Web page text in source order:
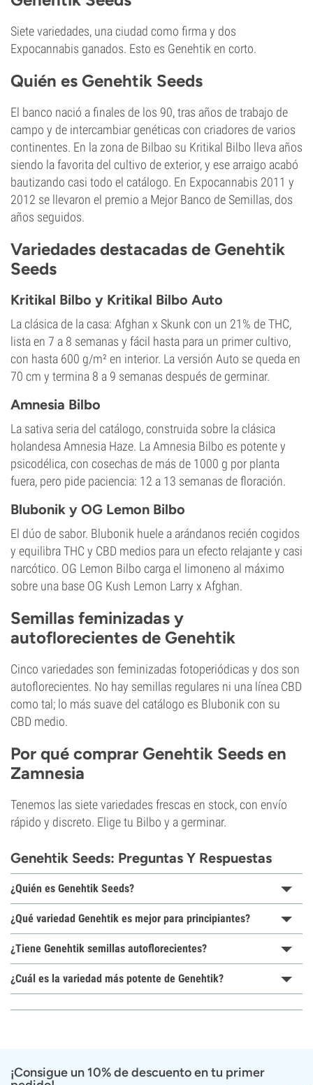
Siete variedades, una ciudad como firma y dos
Expocannabis ganados. Esto es Genehtik en corto.
Quién es Genehtik Seeds
El banco nació a finales de los 90, tras años de trabajo de
campo y de intercambiar genéticas con criadores de varios
continentes. En la zona de Bilbao su Kritikal Bilbo lleva años
siendo la favorita del cultivo de exterior, y ese arraigo acabó
bautizando casi todo el catálogo. En Expocannabis 2011 y
2012 se llevaron el premio a Mejor Banco de Semillas, dos
años seguidos.
Variedades destacadas de Genehtik
Seeds
Kritikal Bilbo y Kritikal Bilbo Auto
La clásica de la casa: Afghan x Skunk con un 21% de THC,
lista en 7 a 8 semanas y fácil hasta para un primer cultivo,
con hasta 600 g/m² en interior. La versión Auto se queda en
70 cm y termina 8 a 9 semanas después de germinar.
Amnesia Bilbo
La sativa seria del catálogo, construida sobre la clásica
holandesa Amnesia Haze. La Amnesia Bilbo es potente y
psicodélica, con cosechas de más de 1000 g por planta
fuera, pero pide paciencia: 12 a 13 semanas de floración.
Blubonik y OG Lemon Bilbo
El dúo de sabor. Blubonik huele a arándanos recién cogidos
y equilibra THC y CBD medios para un efecto relajante y casi
narcótico. OG Lemon Bilbo carga el limoneno al máximo
sobre una base OG Kush Lemon Larry x Afghan.
Semillas feminizadas y
autoflorecientes de Genehtik
Cinco variedades son feminizadas fotoperiódicas y dos son
autoflorecientes. No hay semillas regulares ni una línea CBD
como tal; lo más suave del catálogo es Blubonik con su
CBD medio.
Por qué comprar Genehtik Seeds en
Zamnesia
Tenemos las siete variedades frescas en stock, con envío
rápido y discreto. Elige tu Bilbo y a germinar.
Genehtik Seeds: Preguntas Y Respuestas
¿Quién es Genehtik Seeds?
¿Qué variedad Genehtik es mejor para principiantes?
¿Tiene Genehtik semillas autoflorecientes?
¿Cuál es la variedad más potente de Genehtik?
¡Consigue un 10% de descuento en tu primer